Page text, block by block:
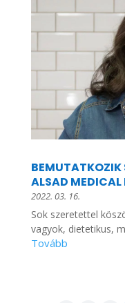
BEMUTATKOZIK
ALSAD MEDICAL
2022. 03. 16.
Sok szeretettel
vagyok, dietetikus,